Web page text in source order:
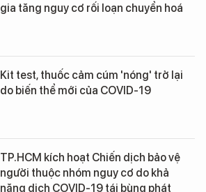
gia tăng nguy cơ rối loạn chuyển hoá
Kit test, thuốc cảm cúm 'nóng' trở lại
do biến thể mới của COVID-19
TP.HCM kích hoạt Chiến dịch bảo vệ
người thuộc nhóm nguy cơ do khả
năng dịch COVID-19 tái bùng phát